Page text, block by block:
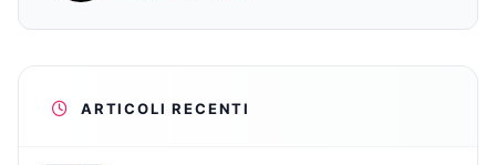
ARTICOLI RECENTI